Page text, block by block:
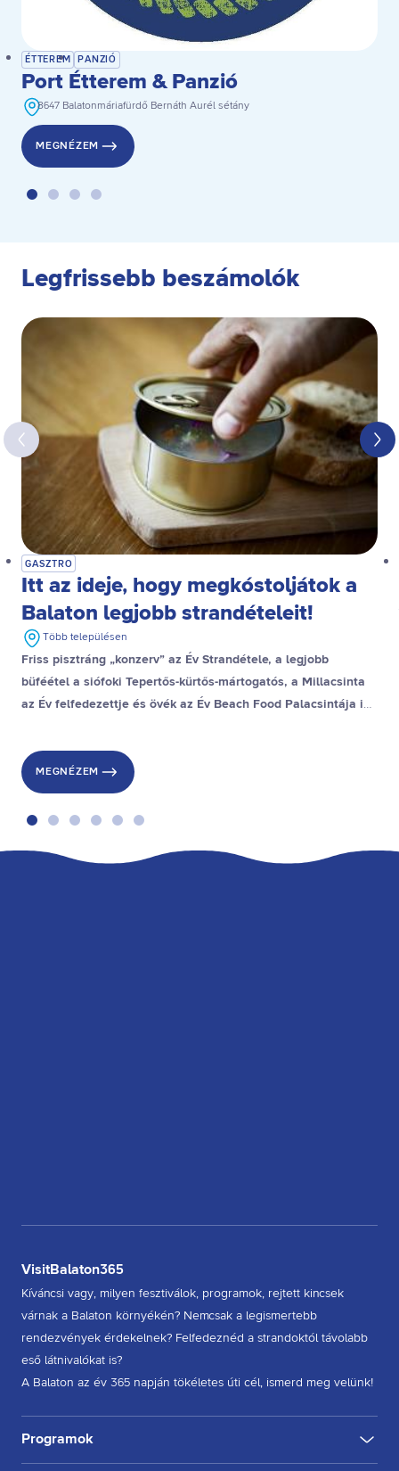
ÉTTEREM PANZIÓ
Port Étterem & Panzió
8647 Balatonmáriafürdő Bernáth Aurél sétány
MEGNÉZEM
Legfrissebb beszámolók
GASZTRO
Itt az ideje, hogy megkóstoljátok a
Balaton legjobb strandételeit!
Több településen
Friss pisztráng „konzerv” az Év Strandétele, a legjobb
büféétel a siófoki Tepertős-kürtős-mártogatós, a Millacsinta
az Év felfedezettje és övék az Év Beach Food Palacsintája is,
MEGNÉZEM
VisitBalaton365
Kíváncsi vagy, milyen fesztiválok, programok, rejtett kincsek
várnak a Balaton környékén? Nemcsak a legismertebb
rendezvények érdekelnek? Felfedeznéd a strandoktól távolabb
eső látnivalókat is?
A Balaton az év 365 napján tökéletes úti cél, ismerd meg velünk!
Programok